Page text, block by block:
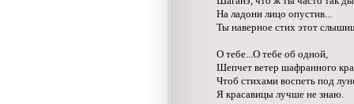
На ладони лицо опустив...
Ты наверное стих этот
О тебе...О тебе об одной,
Шепчет ветер шафранного
Чтоб стихами воспеть под
Я красавицы лучше не знаю.